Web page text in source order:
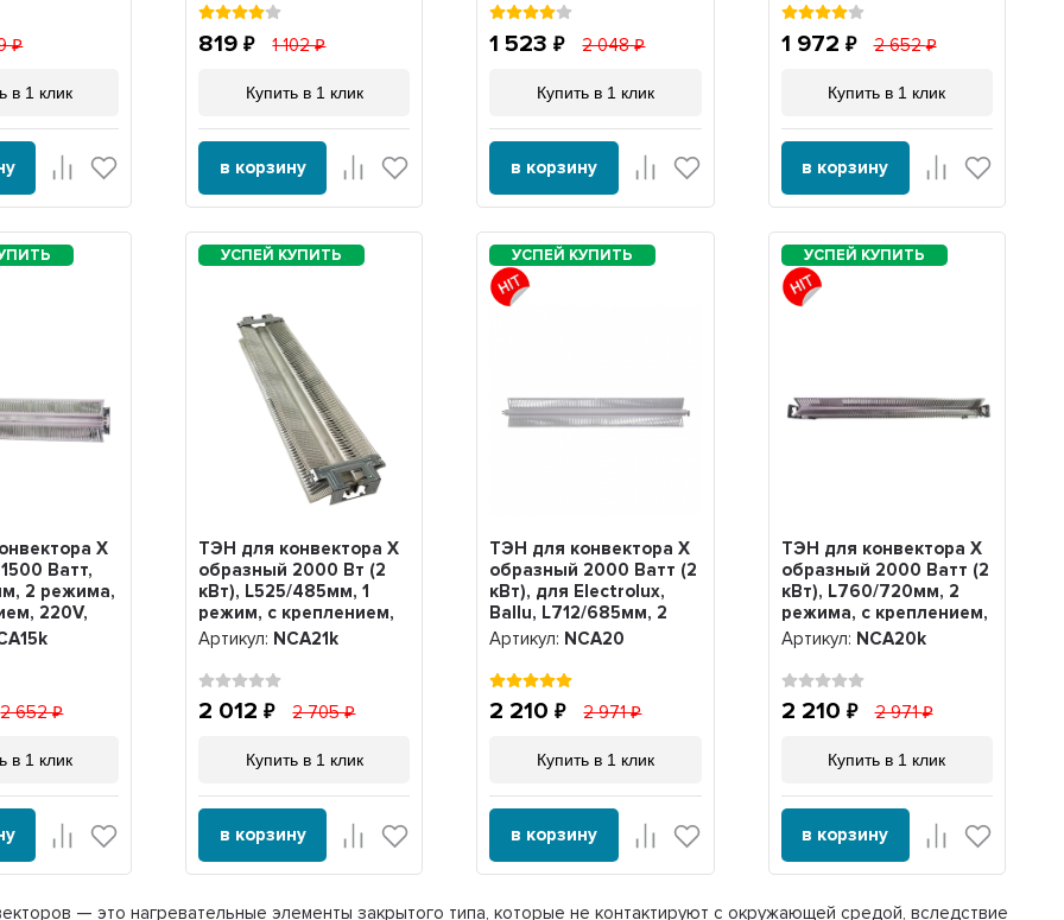
в 1 клик
819 1 102
Купить в 1 клик
в корзину
1 523 2 048
Купить в 1 клик
в корзину
1 972 2 652
Купить в 1 клик
в корзину
Х
Ватт,
2 режима,
220V,
2 652
в 1 клик
ТЭН для конвектора Х
образный 2000 Вт (2
кВт), L525/485мм, 1
режим, с креплением,
230В, NCA21k
Артикул: NCA21k
2 012 2 705
Купить в 1 клик
в корзину
ТЭН для конвектора Х
образный 2000 Ватт (2
кВт), для Electrolux,
Ballu, L712/685мм, 2
режима, 220V, NCA20
Артикул: NCA20
2 210 2 971
Купить в 1 клик
в корзину
ТЭН для конвектора Х
образный 2000 Ватт (2
кВт), L760/720мм, 2
режима, с креплением,
220V, NCA20k
Артикул: NCA20k
2 210 2 971
Купить в 1 клик
в корзину
— это нагревательные элементы закрытого типа, которые не контактируют с окружающей средой, вследствие